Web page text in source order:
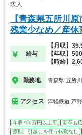
求人
【青森県五所川
残業少なめ／産
給与
【月収】
【年収】
【時給】
勤務地 青森県 五所
アクセス 津軽鉄道 芦
年収700万円以上可 新卒も
原則、引越しを伴う転勤なし